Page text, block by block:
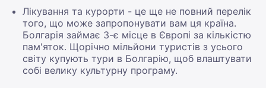
Лікування та курорти - це ще не повний перелік
того, що може запропонувати вам ця країна.
Болгарія займає 3-є місце в Європі за кількістю
пам'яток. Щорічно мільйони туристів з усього
світу купують тури в Болгарію, щоб влаштувати
собі велику культурну програму.